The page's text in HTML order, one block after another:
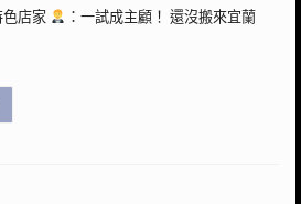
色店家
：一試成主顧！ 還沒搬來宜蘭